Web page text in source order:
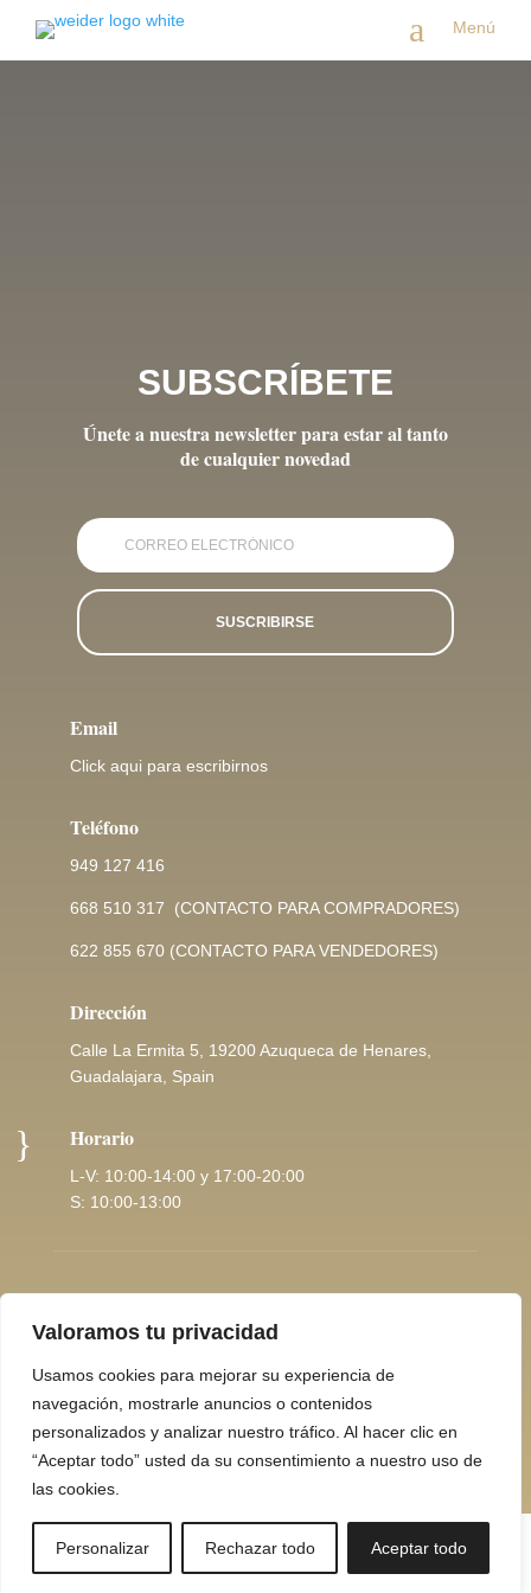
Valoramos tu privacidad
Usamos cookies para mejorar su experiencia de
navegación, mostrarle anuncios o contenidos
personalizados y analizar nuestro tráfico. Al hacer clic en
“Aceptar todo” usted da su consentimiento a nuestro uso de
las cookies.
Personalizar Rechazar todo Aceptar todo
a Menú
SUBSCRÍBETE
Únete a nuestra newsletter para estar al tanto
de cualquier novedad
SUSCRIBIRSE
Email
Click aqui para escribirnos
Teléfono
949 127 416
668 510 317 (CONTACTO PARA COMPRADORES)
622 855 670(CONTACTO PARA VENDEDORES)
Dirección
Calle La Ermita 5, 19200 Azuqueca de Henares,
Guadalajara, Spain
} Horario
L-V: 10:00-14:00 y 17:00-20:00
S: 10:00-13:00
Minerva Home Consulting
Español